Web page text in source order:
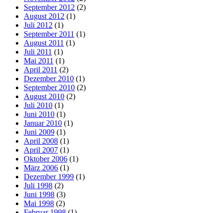
September 2012 (2)
August 2012 (1)
Juli 2012 (1)
September 2011 (1)
August 2011 (1)
Juli 2011 (1)
Mai 2011 (1)
April 2011 (2)
Dezember 2010 (1)
September 2010 (2)
August 2010 (2)
Juli 2010 (1)
Juni 2010 (1)
Januar 2010 (1)
Juni 2009 (1)
April 2008 (1)
April 2007 (1)
Oktober 2006 (1)
März 2006 (1)
Dezember 1999 (1)
Juli 1998 (2)
Juni 1998 (3)
Mai 1998 (2)